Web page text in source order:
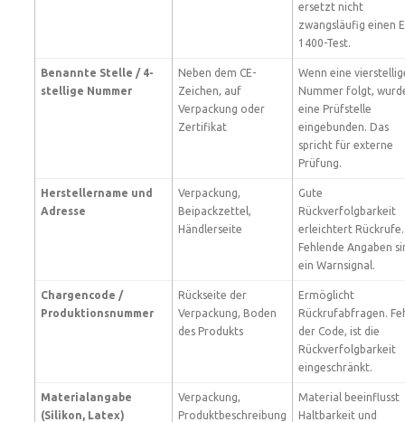
ersetzt nicht
zwangsläufig einen
1400-Test.
Benannte Stelle / 4-
stellige Nummer
Neben dem CE-
Zeichen, auf
Verpackung oder
Zertifikat
Wenn eine
Nummer folgt,
eine Prüfstelle
eingebunden. Das
spricht für externe
Prüfung.
Herstellername und
Adresse
Verpackung,
Beipackzettel,
Händlerseite
Gute
Rückverfolgbarkeit
erleichtert Rückrufe.
Fehlende Angaben
ein Warnsignal.
Chargencode /
Produktionsnummer
Rückseite der
Verpackung, Boden
des Produkts
Ermöglicht
Rückrufabfragen.
der Code, ist die
Rückverfolgbarkeit
eingeschränkt.
Materialangabe
(Silikon, Latex)
Verpackung,
Produktbeschreibung
Material beeinflusst
Haltbarkeit und